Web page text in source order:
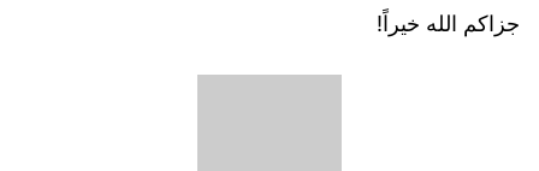
جزاکم الله خیراً!